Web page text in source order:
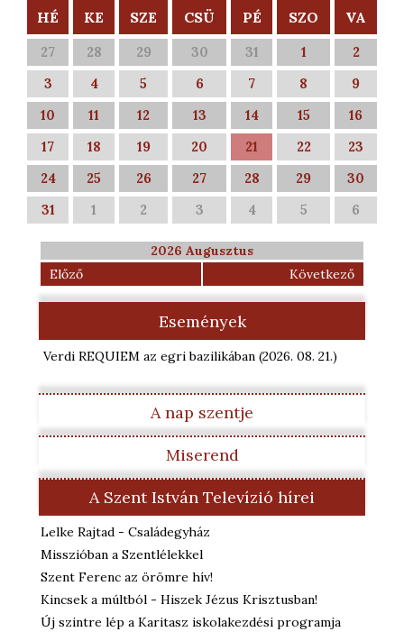
HÉ KE SZE CSÜ PÉ SZO VA
27 28 29 30 31 1
2
3
4 5 6 7 8
9
10
11 12 13 14 15
16
17
18 19 20 21 22
23
24
25 26 27 28 29
30
31
1 2 3 4 5 6
2026 Augusztus
Előző
Következő
Események
Verdi REQUIEM az egri bazilikában (2026. 08. 21.)
A nap szentje
Miserend
A Szent István Televízió hírei
Lelke Rajtad - Családegyház
Misszióban a Szentlélekkel
Szent Ferenc az örömre hív!
Kincsek a múltból - Hiszek Jézus Krisztusban!
Új szintre lép a Karitasz iskolakezdési programja